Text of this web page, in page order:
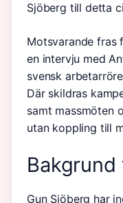
Sjöberg till detta
Motsvarande fras
en intervju med
svensk
Där skildras
samt massmöten
utan koppling till
Gun Sjöberg har